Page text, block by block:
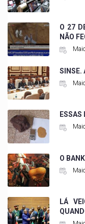
O 27
NÃO
SINSE.
ESSAS
O
LÁ